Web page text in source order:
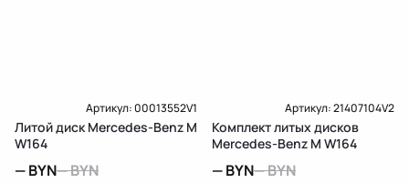
Артикул:00013552V1
Литой диск Mercedes-Benz M
W164
—BYN—BYN
Артикул:21407104V2
Комплект литых дисков
Mercedes-Benz M W164
—BYN—BYN